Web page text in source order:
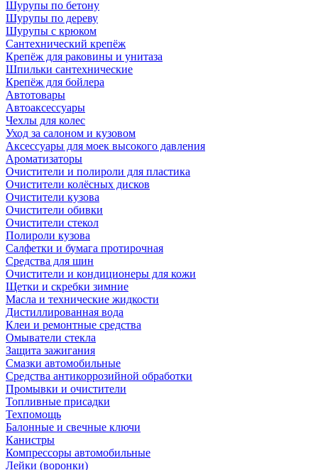
Шурупы по бетону
Шурупы по дереву
Шурупы с крюком
Сантехнический крепёж
Крепёж для раковины и унитаза
Шпильки сантехнические
Крепёж для бойлера
Автотовары
Автоаксессуары
Чехлы для колес
Уход за салоном и кузовом
Аксессуары для моек высокого давления
Ароматизаторы
Очистители и полироли для пластика
Очистители колёсных дисков
Очистители кузова
Очистители обивки
Очистители стекол
Полироли кузова
Салфетки и бумага протирочная
Средства для шин
Очистители и кондиционеры для кожи
Щетки и скребки зимние
Масла и технические жидкости
Дистиллированная вода
Клеи и ремонтные средства
Омыватели стекла
Защита зажигания
Смазки автомобильные
Средства антикоррозийной обработки
Промывки и очистители
Топливные присадки
Техпомощь
Балонные и свечные ключи
Канистры
Компрессоры автомобильные
Лейки (воронки)